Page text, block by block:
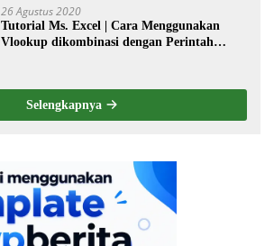
26 Agustus 2020
Tutorial Ms. Excel | Cara Menggunakan
Vlookup dikombinasi dengan Perintah
Selengkapnya